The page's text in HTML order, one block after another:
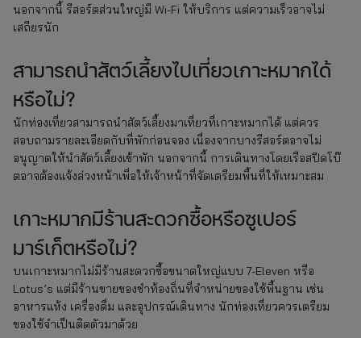
นอกจากนี้ รีสอร์ตส่วนใหญ่มี Wi-Fi ให้บริการ แต่ความเร็วอาจไม่
เสถียรนัก
สามารถนำสัตว์เลี้ยงไปเที่ยวเกาะหมากได้
หรือไม่?
นักท่องเที่ยวสามารถนำสัตว์เลี้ยงมาเที่ยวที่เกาะหมากได้ แต่ควร
สอบถามรายละเอียดกับที่พักก่อนจอง เนื่องจากบางรีสอร์ตอาจไม่
อนุญาตให้นำสัตว์เลี้ยงเข้าพัก นอกจากนี้ การเดินทางโดยเรือสปีดโบ๊
ตอาจต้องแจ้งล่วงหน้าเพื่อให้เจ้าหน้าที่จัดเตรียมพื้นที่ให้เหมาะสม
เกาะหมากมีร้านสะดวกซื้อหรือซูเปอร์
มาร์เก็ตหรือไม่?
บนเกาะหมากไม่มีร้านสะดวกซื้อขนาดใหญ่แบบ 7-Eleven หรือ
Lotus’s แต่มีร้านขายของชำท้องถิ่นที่จำหน่ายของใช้พื้นฐาน เช่น
อาหารแห้ง เครื่องดื่ม และอุปกรณ์เดินทาง นักท่องเที่ยวควรเตรียม
ของใช้จำเป็นติดตัวมาด้วย